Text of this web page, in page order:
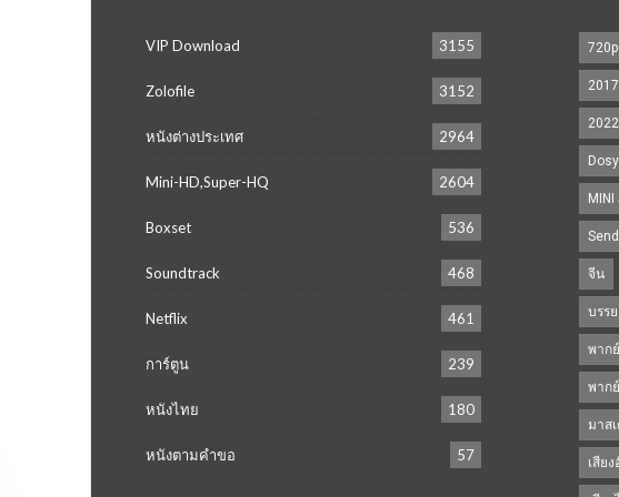
VIP Download 3155
Zolofile 3152
หนังต่างประเทศ 2964
Mini-HD,Super-HQ 2604
Boxset 536
Soundtrack 468
Netflix 461
การ์ตูน 239
หนังไทย 180
หนังตามคำขอ 57
720p
2017
2022
MINI
จีน
บรร
พาก
พาก
มาส
เสีย